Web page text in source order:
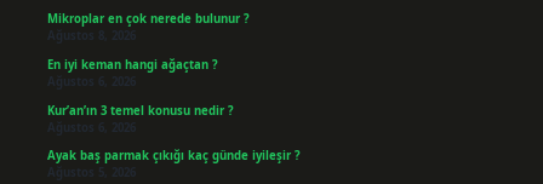
Mikroplar en çok nerede bulunur ?
Ağustos 8, 2026
En iyi keman hangi ağaçtan ?
Ağustos 6, 2026
Kur’an’ın 3 temel konusu nedir ?
Ağustos 6, 2026
Ayak baş parmak çıkığı kaç günde iyileşir ?
Ağustos 5, 2026